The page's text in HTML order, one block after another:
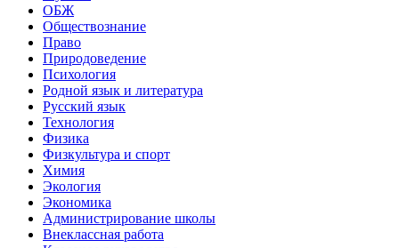
ОБЖ
Обществознание
Право
Природоведение
Психология
Родной язык и литература
Русский язык
Технология
Физика
Физкультура и спорт
Химия
Экология
Экономика
Администрирование школы
Внеклассная работа